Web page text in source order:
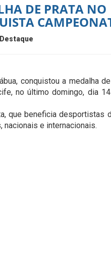
DE PRATA NO
Destaque
conquistou a medalha
no último domingo, dia
que beneficia desportistas
e internacionais.